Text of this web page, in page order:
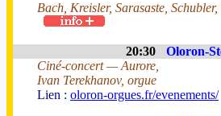
Bach, Kreisler, Sarasaste,
20:30 Oloron-
Ciné-concert — Aurore,
Ivan Terekhanov, orgue
Lien : oloron-orgues.fr/evenements/